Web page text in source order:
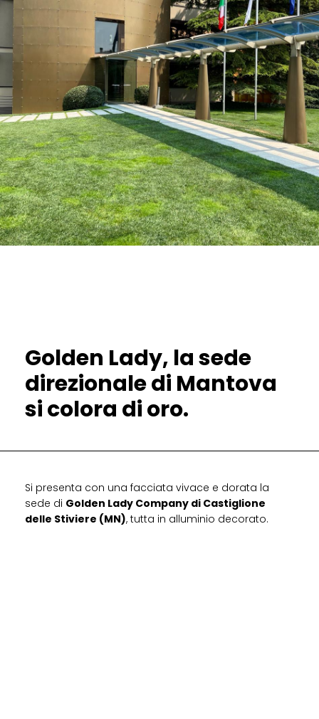
Golden Lady, la sede
direzionale di Mantova
si colora di oro.
Si presenta con una facciata vivace e dorata la
sede di Golden Lady Company di Castiglione
delle Stiviere (MN), tutta in alluminio decorato.